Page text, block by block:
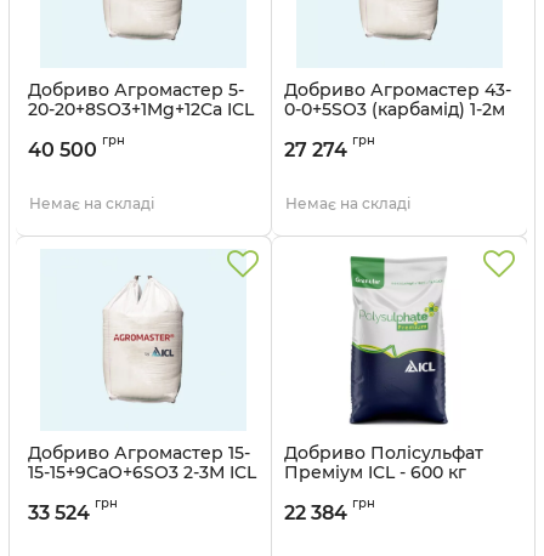
Добриво Агромастер 5-
20-20+8SO3+1Mg+12Ca ICL
40 500 грн
Немає на складі
Добриво Агромастер 43-
0-0+5SO3 (карбамід) 1-2м
27 274 грн
Немає на складі
Добриво Агромастер 15-
15-15+9CaO+6SO3 2-3М ICL
33 524 грн
Добриво Полісульфат
Преміум ICL - 600 кг
22 384 грн